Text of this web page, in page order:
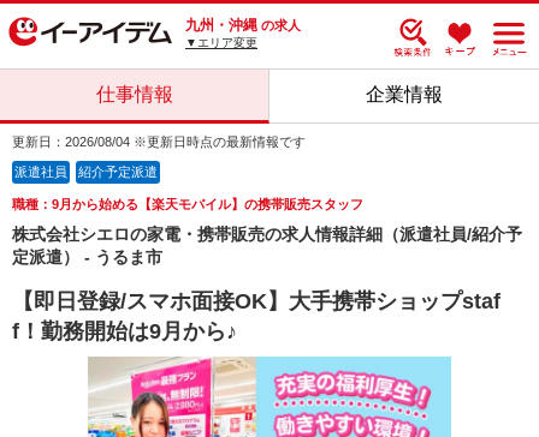
九州・沖縄 の求人
▼エリア変更
仕事情報 企業情報
更新日：2026/08/04 ※更新日時点の最新情報です
派遣社員 紹介予定派遣
職種：9月から始める【楽天モバイル】の携帯販売スタッフ
株式会社シエロの家電・携帯販売の求人情報詳細（派遣社員/紹介予
定派遣） - うるま市
【即日登録/スマホ面接OK】大手携帯ショップstaf
f！勤務開始は9月から♪